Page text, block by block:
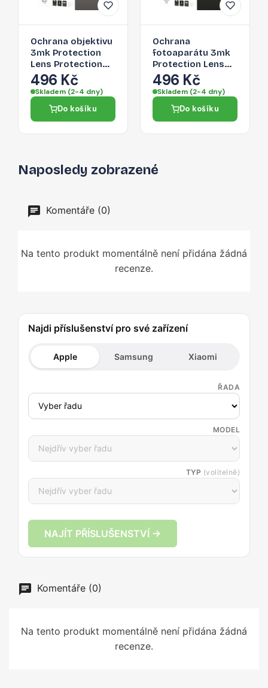
Ochrana objektivu
3mk Protection
Lens Protection
Pro pro iPhone 15
Pro Max - graphite
496 Kč
Skladem (2-4 dny)
Do košíku
Ochrana
fotoaparátu 3mk
Protection Lens
Protection Pro pro
iPhone 15 Pro Max
- modrý rám
496 Kč
Skladem (2-4 dny)
Do košíku
Naposledy zobrazené
Komentáře (0)
Na tento produkt momentálně není přidána žádná
recenze.
Najdi příslušenství pro své zařízení
Apple Samsung Xiaomi
ŘADA
MODEL
TYP (volitelně)
NAJÍT PŘÍSLUŠENSTVÍ →
Komentáře (0)
Na tento produkt momentálně není přidána žádná
recenze.